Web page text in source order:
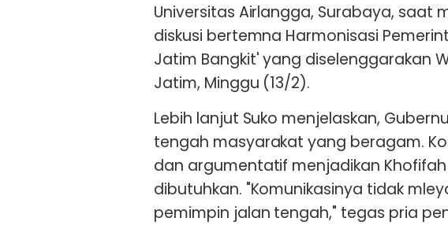
Universitas Airlangga, Surabaya, saat
diskusi bertemna Harmonisasi
Jatim Bangkit' yang diselenggarakan
Jatim, Minggu (13/2).
Lebih lanjut Suko menjelaskan,
tengah masyarakat yang beragam.
dan argumentatif menjadikan
dibutuhkan. "Komunikasinya tidak
pemimpin jalan tengah," tegas pria